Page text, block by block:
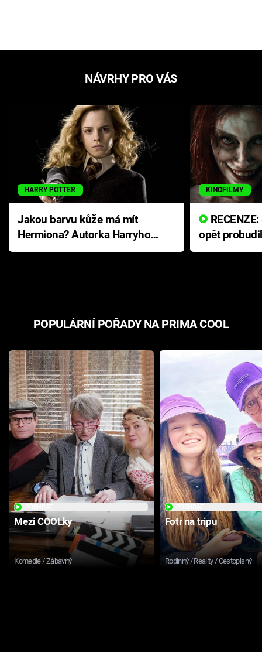
NÁVRHY PRO VÁS
HARRY POTTER
Jakou barvu kůže má mít
Hermiona? Autorka Harryho
Pottera přišla s ráznou
KINOFILMY
opět
přichází s
POPULÁRNÍ POŘADY NA PRIMA COOL
Mezi COOLky
Komedie / Zábavný
Fotr na tripu
Rodinný / Reality / Cestopisný